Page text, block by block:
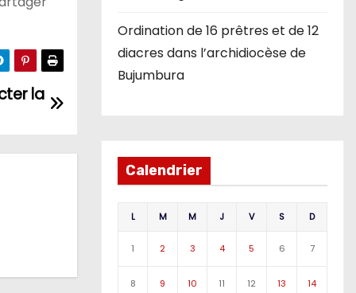
la
Ordination de 16 prêtres et de 12
diacres dans l’archidiocèse de
Bujumbura
Calendrier
L M M J V S D
1 2 3 4 5 6 7
8 9 10 11 12 13 14